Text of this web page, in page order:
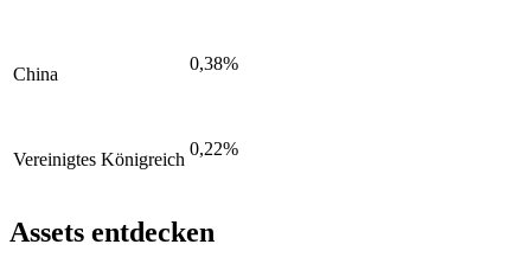
China
0,38%
Vereinigtes Königreich
0,22%
Assets entdecken